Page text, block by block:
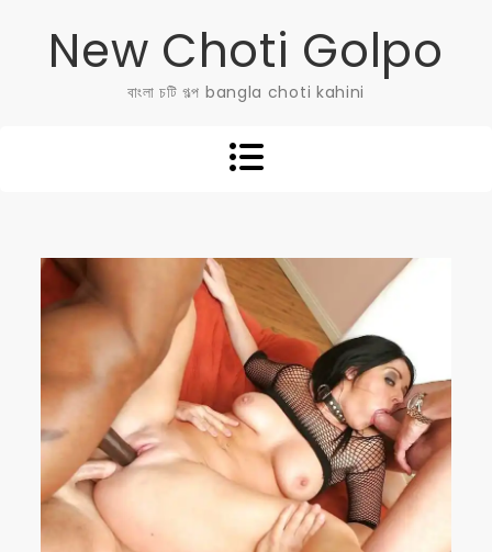
New Choti Golpo
বাংলা চটি গল্প bangla choti kahini